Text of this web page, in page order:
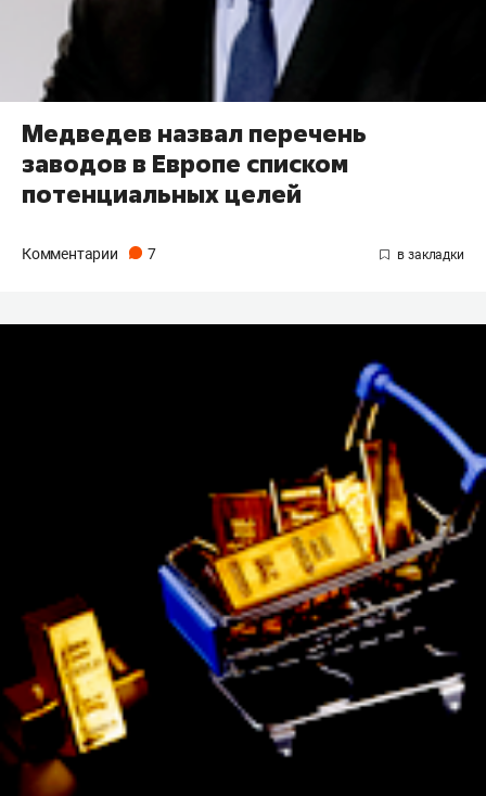
Медведев назвал перечень
заводов в Европе списком
потенциальных целей
Комментарии 7